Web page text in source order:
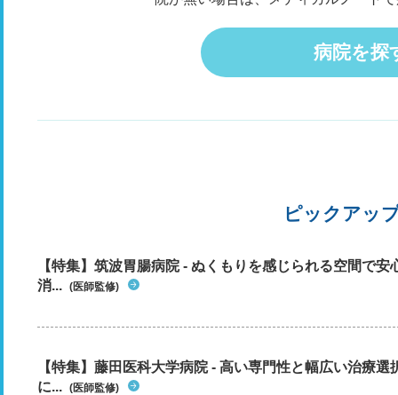
病院を探
ピックアッ
【特集】筑波胃腸病院 - ぬくもりを感じられる空間で
消... (医師監修)
【特集】藤田医科大学病院 - 高い専門性と幅広い治療
に... (医師監修)